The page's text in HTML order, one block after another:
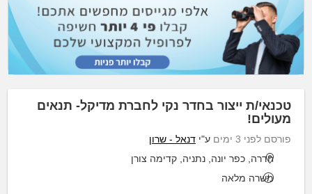
טכנאי/ת ייצור בחדר נקי לחברת מדיקל- תנאים
מעולים!
פורסם לפני 3 ימים ע"י דנאל - שרון
חדרה, כפר יונה, נתניה, קדימה צורן
משרה מלאה